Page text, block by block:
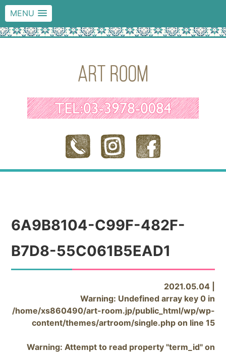
MENU
6A9B8104-C99F-482F-
B7D8-55C061B5EAD1
2021.05.04 |
Warning: Undefined array key 0 in
/home/xs860490/art-room.jp/public_html/wp/wp-
content/themes/artroom/single.phpon line 15
Warning: Attempt to read property "term_id" on